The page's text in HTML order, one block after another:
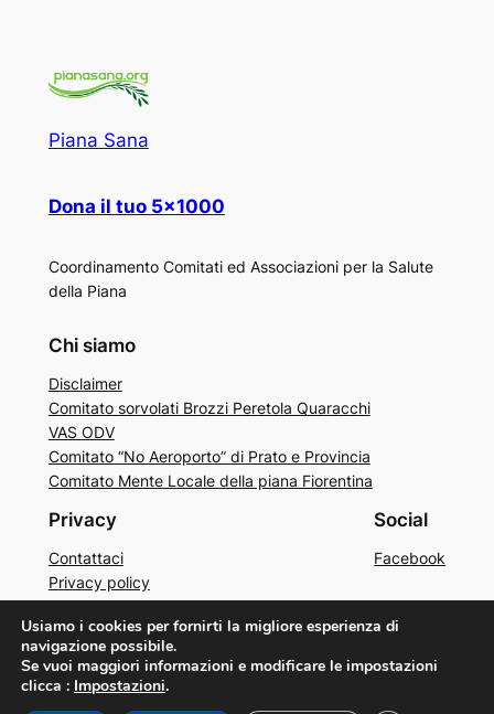
Piana Sana
Dona il tuo 5×1000
Coordinamento Comitati ed Associazioni per la Salute
della Piana
Chi siamo
Disclaimer
Comitato sorvolati Brozzi Peretola Quaracchi
VAS ODV
Comitato “No Aeroporto” di Prato e Provincia
Comitato Mente Locale della piana Fiorentina
Privacy
Contattaci
Privacy policy
Cookie policy
Social
Facebook
Sviluppato daCTSDFF
Usiamo i cookies per fornirti la migliore esperienza di
navigazione possibile.
Se vuoi maggiori informazioni e modificare le impostazioni
clicca : Impostazioni.